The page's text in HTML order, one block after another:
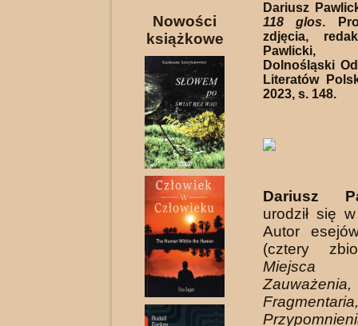
Nowości
książkowe
Dariusz
118 glos.
zdjęcia,
Pawlicki,
Dolnośląski
Literatów
2023, s. 148.
Dariusz
urodził się
Autor
(cztery
Miejsca
Zauważenia,
Fragmentaria,